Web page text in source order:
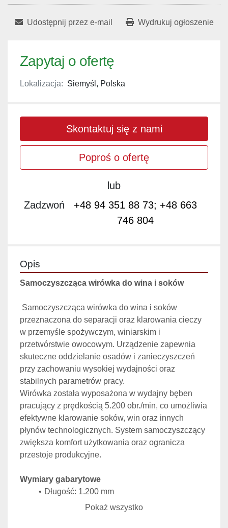
Udostępnij przez e-mail Wydrukuj ogłoszenie
Zapytaj o ofertę
Lokalizacja: Siemyśl, Polska
Skontaktuj się z nami
Poproś o ofertę
lub
Zadzwoń
+48 94 351 88 73; +48 663
746 804
Opis
Samoczyszcząca wirówka do wina i soków
Samoczyszcząca wirówka do wina i soków
przeznaczona do separacji oraz klarowania cieczy
w przemyśle spożywczym, winiarskim i
przetwórstwie owocowym. Urządzenie zapewnia
skuteczne oddzielanie osadów i zanieczyszczeń
przy zachowaniu wysokiej wydajności oraz
stabilnych parametrów pracy.
Wirówka została wyposażona w wydajny bęben
pracujący z prędkością 5.200 obr./min, co umożliwia
efektywne klarowanie soków, win oraz innych
płynów technologicznych. System samoczyszczący
zwiększa komfort użytkowania oraz ogranicza
przestoje produkcyjne.
Wymiary gabarytowe
Długość: 1.200 mm
Szerokość: 900 mmPokaż wszystko